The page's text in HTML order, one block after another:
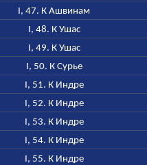
I, 47. К Ашвинам
I, 48. К Ушас
I, 49. К Ушас
I, 50. К Сурье
I, 51. К Индре
I, 52. К Индре
I, 53. К Индре
I, 54. К Индре
I, 55. К Индре